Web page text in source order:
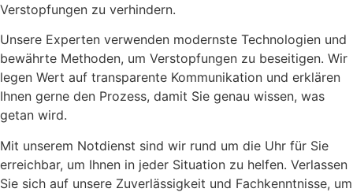
Verstopfungen zu verhindern.
Unsere Experten verwenden modernste Technologien und
bewährte Methoden, um Verstopfungen zu beseitigen. Wir
legen Wert auf transparente Kommunikation und erklären
Ihnen gerne den Prozess, damit Sie genau wissen, was
getan wird.
Mit unserem Notdienst sind wir rund um die Uhr für Sie
erreichbar, um Ihnen in jeder Situation zu helfen. Verlassen
Sie sich auf unsere Zuverlässigkeit und Fachkenntnisse, um